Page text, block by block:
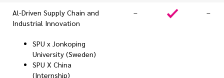
Al-Driven Supply Chain and
Industrial Innovation
SPU x Jonkoping
University (Sweden)
SPU X China
(Internship)
– –